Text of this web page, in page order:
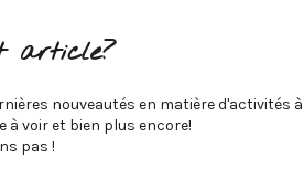
ET CIE
article?
nouveautés en matière d'activités à
à voir et bien plus encore!
pas !